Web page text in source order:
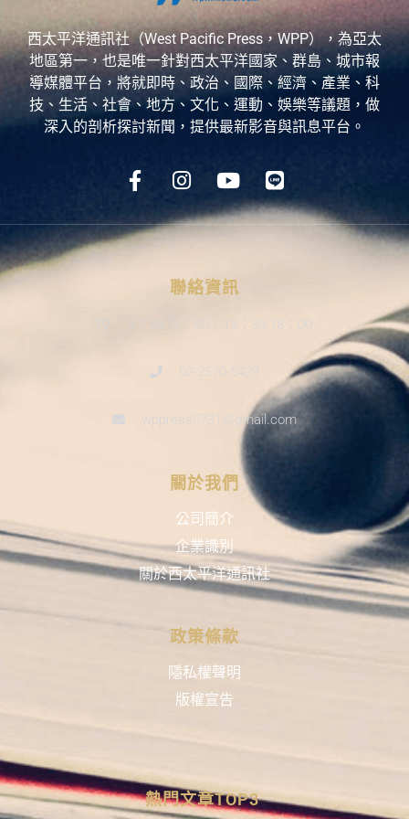
西太平洋通訊社（West Pacific Press，WPP），為亞太
地區第一，也是唯一針對西太平洋國家、群島、城市報
導媒體平台，將就即時、政治、國際、經濟、產業、科
技、生活、社會、地方、文化、運動、娛樂等議題，做
深入的剖析探討新聞，提供最新影音與訊息平台。
聯絡資訊
9：30-12：00；13：30-18：00
02-2570-5439
wppress0731@gmail.com
關於我們
公司簡介
企業識別
關於西太平洋通訊社
政策條款
隱私權聲明
版權宣告
熱門文章TOP3